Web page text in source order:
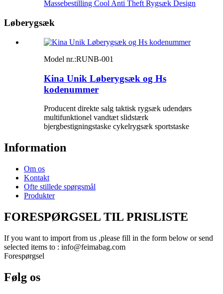
Massebestilling Cool Anti Theft Rygsæk Design
Løberygsæk
Model nr.:RUNB-001
Kina Unik Løberygsæk og Hs
kodenummer
Producent direkte salg taktisk rygsæk udendørs
multifunktionel vandtæt slidstærk
bjergbestigningstaske cykelrygsæk sportstaske
Information
Om os
Kontakt
Ofte stillede spørgsmål
Produkter
FORESPØRGSEL TIL PRISLISTE
If you want to import from us ,please fill in the form below or send
selected items to : info@feimabag.com
Forespørgsel
Følg os